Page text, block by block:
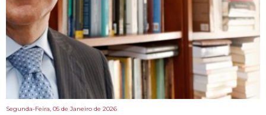
Segunda-Feira, 05 de Janeiro de 2026